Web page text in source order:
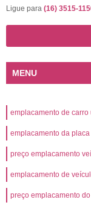
Ligue para (16) 3515-
MENU
emplacamento de
emplacamento da
preço emplacamento
emplacamento de
preço emplacamento